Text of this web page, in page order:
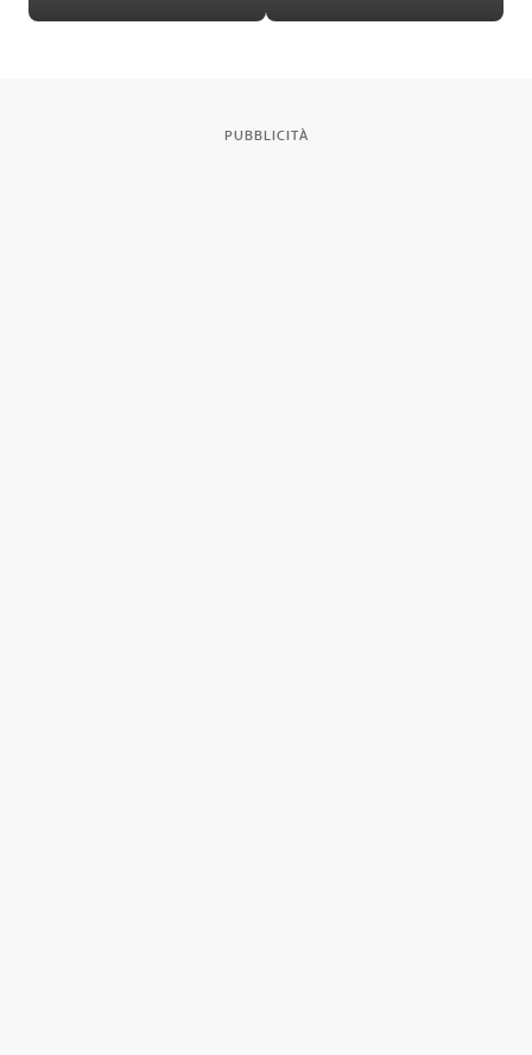
PUBBLICITÀ